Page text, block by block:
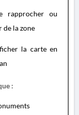
rapprocher ou
de la zone
la carte en
: